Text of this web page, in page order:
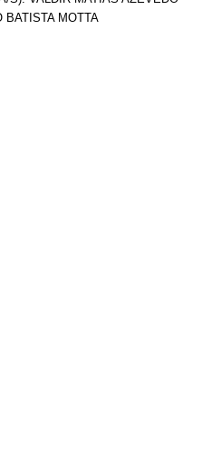
BATISTA MOTTA